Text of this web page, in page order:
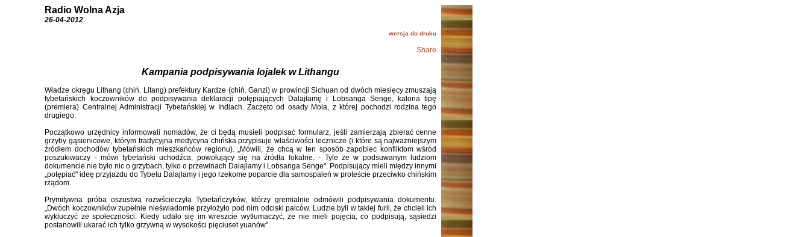
Radio Wolna Azja
26-04-2012
wersja do druku
Share
Kampania podpisywania lojalek w Lithangu
Władze okręgu Lithang (chiń. Litang) prefektury Kardze (chiń. Ganzi) w prowincji Sichuan od dwóch miesięcy zmuszają
tybetańskich koczowników do podpisywania deklaracji potępiających Dalajlamę i Lobsanga Senge, kalona tipę
(premiera) Centralnej Administracji Tybetańskiej w Indiach. Zaczęto od osady Mola, z której pochodzi rodzina tego
drugiego.
Początkowo urzędnicy informowali nomadów, że ci będą musieli podpisać formularz, jeśli zamierzają zbierać cenne
grzyby gąsienicowe, którym tradycyjna medycyna chińska przypisuje właściwości lecznicze (i które są najważniejszym
źródłem dochodów tybetańskich mieszkańców regionu). „Mówili, że chcą w ten sposób zapobiec konfliktom wśród
poszukiwaczy - mówi tybetański uchodźca, powołujący się na źródła lokalne. - Tyle że w podsuwanym ludziom
dokumencie nie było nic o grzybach, tylko o przewinach Dalajlamy i Lobsanga Senge". Podpisujący mieli między innymi
„potępiać" ideę przyjazdu do Tybetu Dalajlamy i jego rzekome poparcie dla samospaleń w proteście przeciwko chińskim
rządom.
Prymitywna próba oszustwa rozwścieczyła Tybetańczyków, którzy gremialnie odmówili podpisywania dokumentu.
„Dwóch koczowników zupełnie nieświadomie przyłożyło pod nim odciski palców. Ludzie byli w takiej furii, że chcieli ich
wykluczyć ze społeczności. Kiedy udało się im wreszcie wytłumaczyć, że nie mieli pojęcia, co podpisują, sąsiedzi
postanowili ukarać ich tylko grzywną w wysokości pięciuset yuanów".